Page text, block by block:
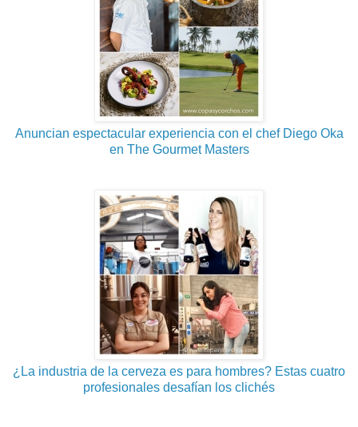
Anuncian espectacular experiencia con el chef Diego Oka
en The Gourmet Masters
¿La industria de la cerveza es para hombres? Estas cuatro
profesionales desafían los clichés